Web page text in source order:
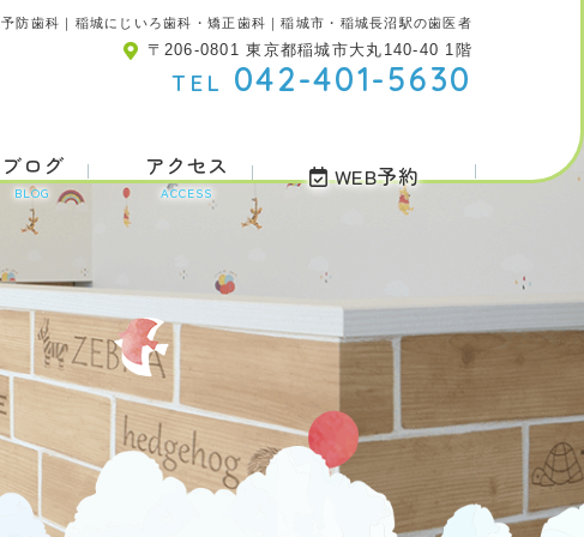
予防歯科｜稲城にじいろ歯科・矯正歯科｜稲城市・稲城長沼駅の歯医者
〒206-0801 東京都稲城市大丸140-40 1階
TEL 042-401-5630
ブログ
BLOG
アクセス
ACCESS
WEB予約